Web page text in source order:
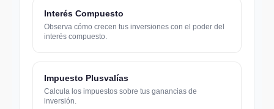
Interés Compuesto
Observa cómo crecen tus inversiones con el poder del
interés compuesto.
Impuesto Plusvalías
Calcula los impuestos sobre tus ganancias de
inversión.